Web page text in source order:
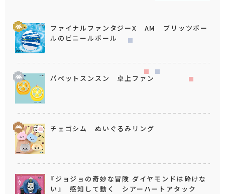
ファイナルファンタジーX AM ブリッツボー
ルのビニールボール
パペットスンスン 卓上ファン
チェゴシム ぬいぐるみリング
『ジョジョの奇妙な冒険 ダイヤモンドは砕けな
い』 感知して動く シアーハートアタック